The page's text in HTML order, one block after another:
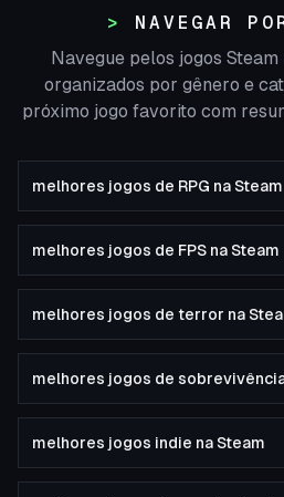
NAVEGAR
Navegue pelos jogos
organizados por gênero e
próximo jogo favorito com
melhores jogos de RPG na Steam
melhores jogos de FPS na Steam
melhores jogos de terror na
melhores jogos de
melhores jogos indie na Steam